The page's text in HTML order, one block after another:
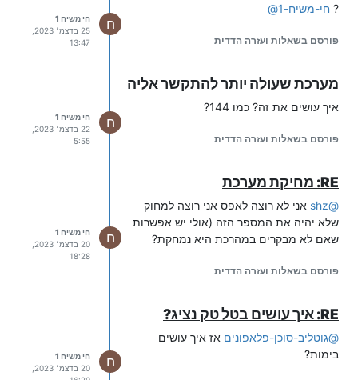
@ חי-משיח-1 ?
פורסם בשאלות ועזרה הדדית
ח
חי משיח 1
13:47
מערכת שעולה יותר להתקשר אליה
איך עושים את זה? כמו 144?
פורסם בשאלות ועזרה הדדית
ח
חי משיח 1
5:55
RE: מחיקת מערכת
@
shz אני לא רוצה לאפס אני רוצה למחוק
שלא יהיה את המספר הזה (אולי יש אפשרות
שאם לא מבקרים במהרכת היא נמחקת?
פורסם בשאלות ועזרה הדדית
ח
חי משיח 1
18:28
RE: איך עושים בטל טק נציג?
@גוטליב-סוכן-פלאפונים אז איך עושים
בימות?
ח
חי משיח 1